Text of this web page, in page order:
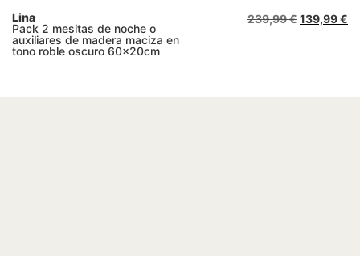
Lina
Pack 2 mesitas de noche o
auxiliares de madera maciza en
tono roble oscuro 60x20cm
239,99€139,99€